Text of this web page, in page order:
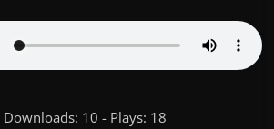
Downloads: 10 - Plays: 18